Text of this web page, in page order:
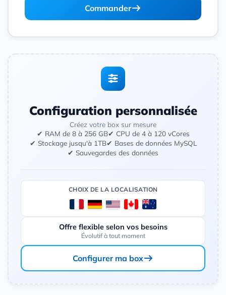
Commander
Configuration personnalisée
Créez votre box sur mesure
✔ RAM de 8 à 256 GB✔ CPU de 4 à 120 vCores
✔ Stockage jusqu'à 1TB✔ Bases de données MySQL
✔ Sauvegardes des données
CHOIX DE LA LOCALISATION
Offre flexible selon vos besoins
Évolutif à tout moment
Configurer ma box